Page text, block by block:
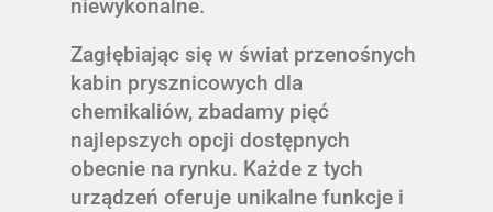
niewykonalne.
Zagłębiając się w świat przenośnych
kabin prysznicowych dla
chemikaliów, zbadamy pięć
najlepszych opcji dostępnych
obecnie na rynku. Każde z tych
urządzeń oferuje unikalne funkcje i